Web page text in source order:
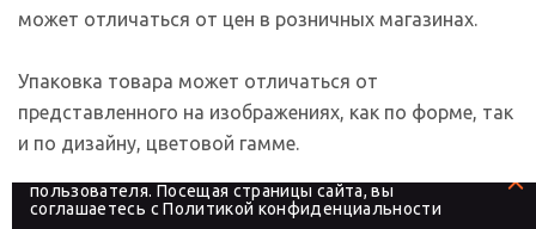
может отличаться от цен в розничных магазинах.
Упаковка товара может отличаться от
представленного на изображениях, как по форме, так
и по дизайну, цветовой гамме.
На сайте используются файлы cookies, которые его
пользователя. Посещая страницы сайта, вы
соглашаетесь сПолитикой конфиденциальности